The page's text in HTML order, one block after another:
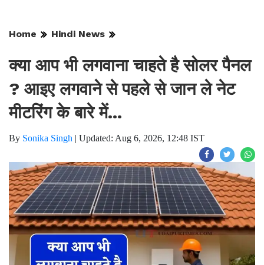
Home Hindi News
क्या आप भी लगवाना चाहते है सोलर पैनल
? आइए लगवाने से पहले से जान ले नेट
मीटरिंग के बारे में...
By Sonika Singh | Updated: Aug 6, 2026, 12:48 IST